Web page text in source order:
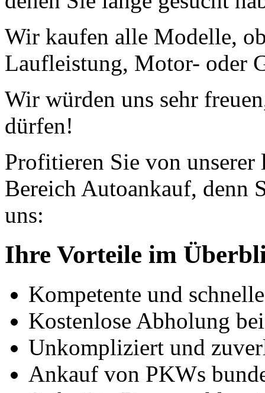
Wir kaufen alle Modelle,
Laufleistung, Motor- oder
Wir würden uns sehr
dürfen!
Profitieren Sie von
Bereich Autoankauf, denn
uns:
Ihre Vorteile im
Kompetente und
Kostenlose Abholung
Unkompliziert und
Ankauf von PKWs